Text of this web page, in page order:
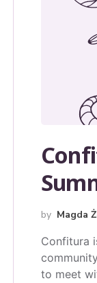
by Magda
Confitura
to meet